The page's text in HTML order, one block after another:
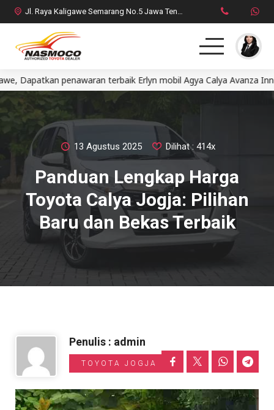
Jl. Raya Kaligawe Semarang No.5 Jawa Tengah
Home
MPV
SUV
HatchBack
Comercial
Brosur Toyota
Social Media
penawaran terbaik Erlyn mobil Agya Calya Avanza Innova
13 Agustus 2025 Dilihat : 414x
Panduan Lengkap Harga
Toyota Calya Jogja: Pilihan
Baru dan Bekas Terbaik
Penulis : admin
TOYOTA JOGJA